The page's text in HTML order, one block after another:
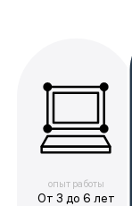
опыт работы
От 3 до 6 лет